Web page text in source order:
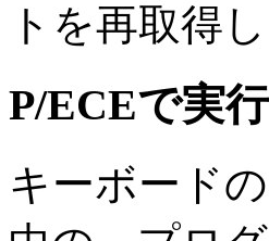
トを再取得し
P/ECEで実
キーボード